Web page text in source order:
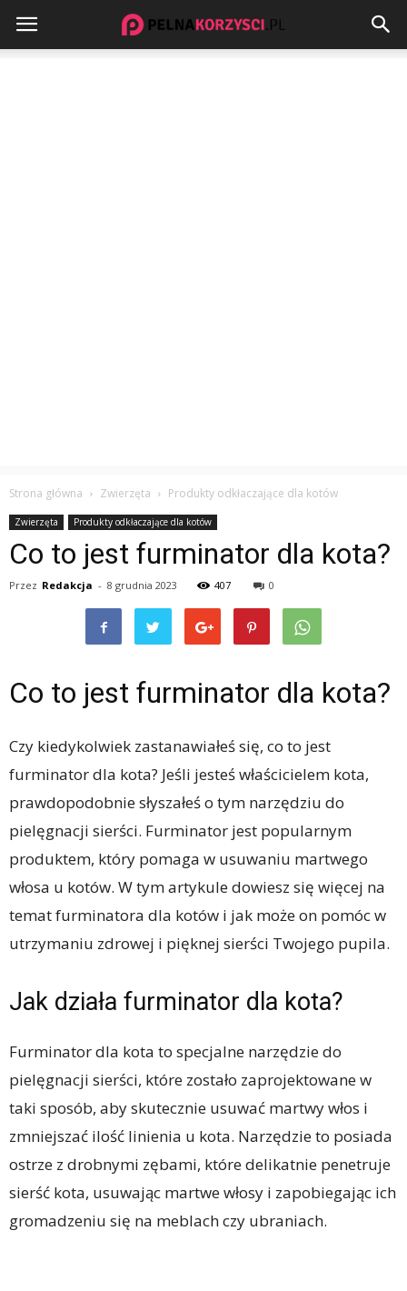
Strona główna Zwierzęta Produkty odkłaczające dla kotów
Zwierzęta Produkty odkłaczające dla kotów
Co to jest furminator dla kota?
Przez Redakcja - 8 grudnia 2023 407 0
Co to jest furminator dla kota?
Czy kiedykolwiek zastanawiałeś się, co to jest
furminator dla kota? Jeśli jesteś właścicielem kota,
prawdopodobnie słyszałeś o tym narzędziu do
pielęgnacji sierści. Furminator jest popularnym
produktem, który pomaga w usuwaniu martwego
włosa u kotów. W tym artykule dowiesz się więcej na
temat furminatora dla kotów i jak może on pomóc w
utrzymaniu zdrowej i pięknej sierści Twojego pupila.
Jak działa furminator dla kota?
Furminator dla kota to specjalne narzędzie do
pielęgnacji sierści, które zostało zaprojektowane w
taki sposób, aby skutecznie usuwać martwy włos i
zmniejszać ilość linienia u kota. Narzędzie to posiada
ostrze z drobnymi zębami, które delikatnie penetruje
sierść kota, usuwając martwe włosy i zapobiegając ich
gromadzeniu się na meblach czy ubraniach.